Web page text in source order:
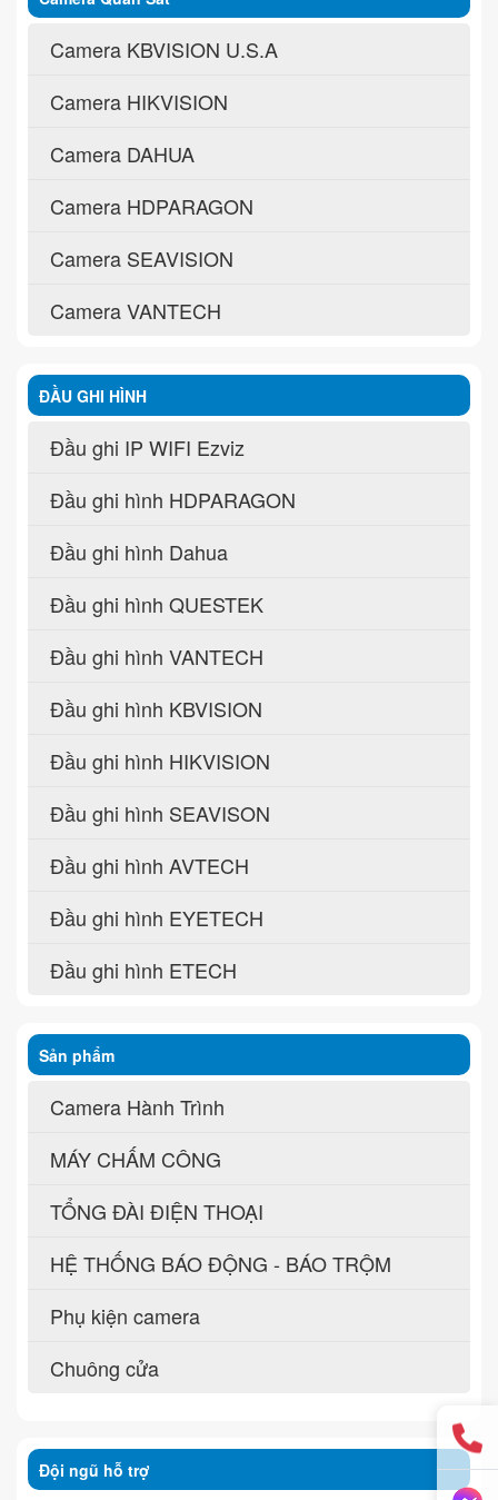
Camera KBVISION U.S.A
Camera HIKVISION
Camera DAHUA
Camera HDPARAGON
Camera SEAVISION
Camera VANTECH
ĐẦU GHI HÌNH
Đầu ghi IP WIFI Ezviz
Đầu ghi hình HDPARAGON
Đầu ghi hình Dahua
Đầu ghi hình QUESTEK
Đầu ghi hình VANTECH
Đầu ghi hình KBVISION
Đầu ghi hình HIKVISION
Đầu ghi hình SEAVISON
Đầu ghi hình AVTECH
Đầu ghi hình EYETECH
Đầu ghi hình ETECH
Sản phẩm
Camera Hành Trình
MÁY CHẤM CÔNG
TỔNG ĐÀI ĐIỆN THOẠI
HỆ THỐNG BÁO ĐỘNG - BÁO TRỘM
Phụ kiện camera
Chuông cửa
Đội ngũ hỗ trợ